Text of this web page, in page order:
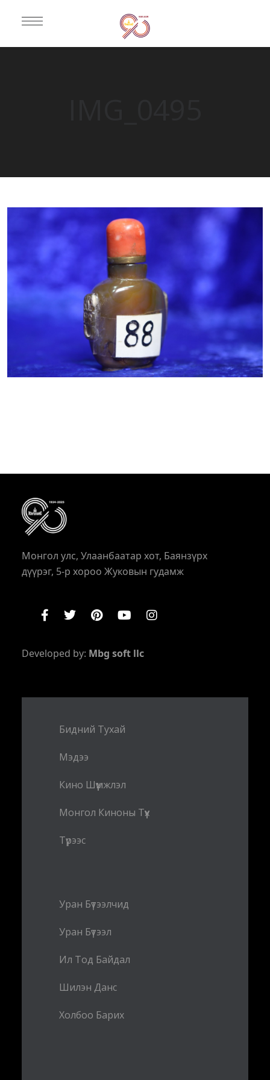
Монгол улс, Улаанбаатар хот, Баянзүрх
дүүрэг, 5-р хороо Жуковын гудамж
Developed by: Mbg soft llc
Бидний Тухай
Мэдээ
Кино Шүүмжлэл
Монгол Киноны Түүх
Түрээс
Уран Бүтээлчид
Уран Бүтээл
Ил Тод Байдал
Шилэн Данс
Холбоо Барих